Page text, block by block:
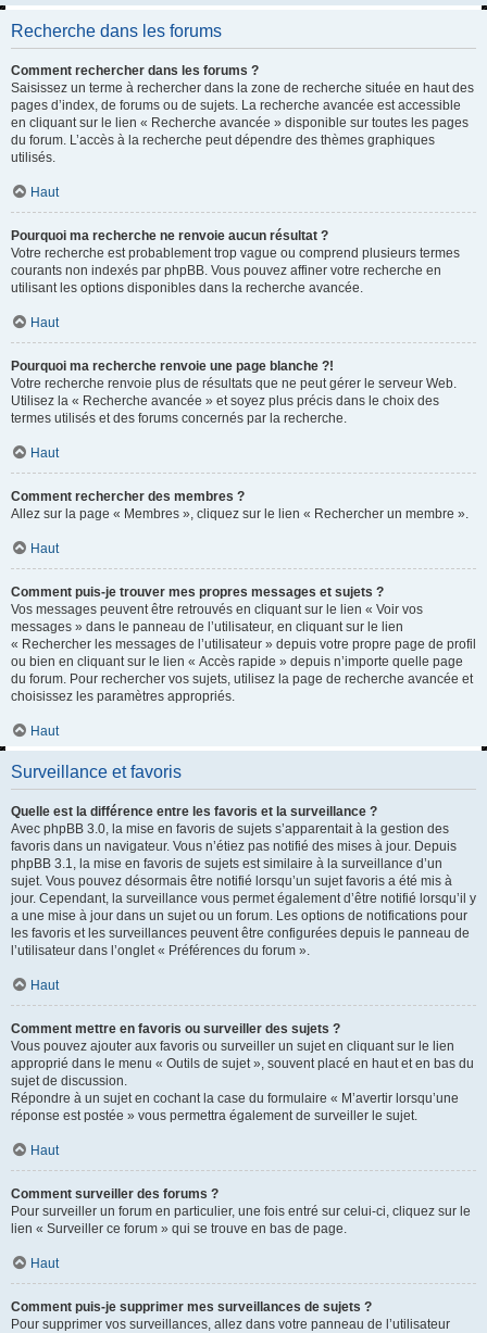
Recherche dans les forums
Comment rechercher dans les forums ?
Saisissez un terme à rechercher dans la zone de recherche située en haut des
pages d’index, de forums ou de sujets. La recherche avancée est accessible
en cliquant sur le lien « Recherche avancée » disponible sur toutes les pages
du forum. L’accès à la recherche peut dépendre des thèmes graphiques
utilisés.
Haut
Pourquoi ma recherche ne renvoie aucun résultat ?
Votre recherche est probablement trop vague ou comprend plusieurs termes
courants non indexés par phpBB. Vous pouvez affiner votre recherche en
utilisant les options disponibles dans la recherche avancée.
Haut
Pourquoi ma recherche renvoie une page blanche ?!
Votre recherche renvoie plus de résultats que ne peut gérer le serveur Web.
Utilisez la « Recherche avancée » et soyez plus précis dans le choix des
termes utilisés et des forums concernés par la recherche.
Haut
Comment rechercher des membres ?
Allez sur la page « Membres », cliquez sur le lien « Rechercher un membre ».
Haut
Comment puis-je trouver mes propres messages et sujets ?
Vos messages peuvent être retrouvés en cliquant sur le lien « Voir vos
messages » dans le panneau de l’utilisateur, en cliquant sur le lien
« Rechercher les messages de l’utilisateur » depuis votre propre page de profil
ou bien en cliquant sur le lien « Accès rapide » depuis n’importe quelle page
du forum. Pour rechercher vos sujets, utilisez la page de recherche avancée et
choisissez les paramètres appropriés.
Haut
Surveillance et favoris
Quelle est la différence entre les favoris et la surveillance ?
Avec phpBB 3.0, la mise en favoris de sujets s’apparentait à la gestion des
favoris dans un navigateur. Vous n’étiez pas notifié des mises à jour. Depuis
phpBB 3.1, la mise en favoris de sujets est similaire à la surveillance d’un
sujet. Vous pouvez désormais être notifié lorsqu’un sujet favoris a été mis à
jour. Cependant, la surveillance vous permet également d’être notifié lorsqu’il y
a une mise à jour dans un sujet ou un forum. Les options de notifications pour
les favoris et les surveillances peuvent être configurées depuis le panneau de
l’utilisateur dans l’onglet « Préférences du forum ».
Haut
Comment mettre en favoris ou surveiller des sujets ?
Vous pouvez ajouter aux favoris ou surveiller un sujet en cliquant sur le lien
approprié dans le menu « Outils de sujet », souvent placé en haut et en bas du
sujet de discussion.
Répondre à un sujet en cochant la case du formulaire « M’avertir lorsqu’une
réponse est postée » vous permettra également de surveiller le sujet.
Haut
Comment surveiller des forums ?
Pour surveiller un forum en particulier, une fois entré sur celui-ci, cliquez sur le
lien « Surveiller ce forum » qui se trouve en bas de page.
Haut
Comment puis-je supprimer mes surveillances de sujets ?
Pour supprimer vos surveillances, allez dans votre panneau de l’utilisateur